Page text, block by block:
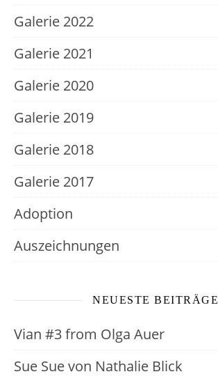
Galerie 2022
Galerie 2021
Galerie 2020
Galerie 2019
Galerie 2018
Galerie 2017
Adoption
Auszeichnungen
NEUESTE BEITRÄGE
Vian #3 from Olga Auer
Sue Sue von Nathalie Blick